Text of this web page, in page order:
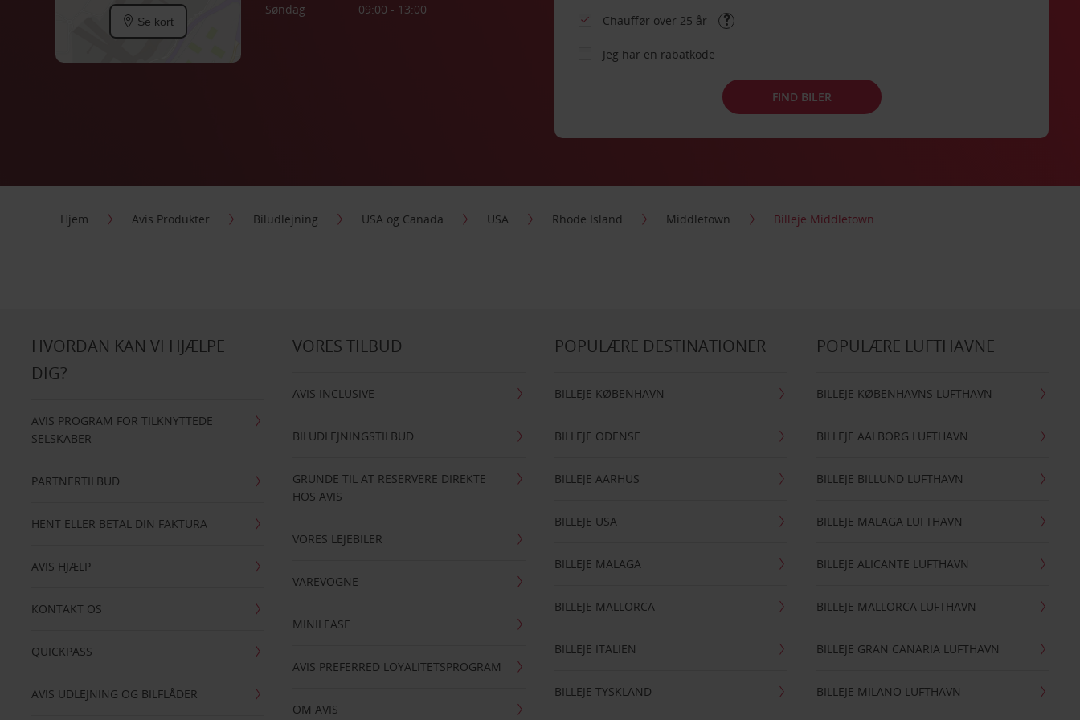
Se kort
Søndag
09:00 - 13:00
Chauffør over 25 år
Jeg har en rabatkode
FIND BILER
Hjem Avis Produkter Biludlejning USA og Canada USA Rhode Island Middletown Billeje Middletown
HVORDAN KAN VI HJÆLPE
DIG?
AVIS PROGRAM FOR TILKNYTTEDE
SELSKABER
PARTNERTILBUD
HENT ELLER BETAL DIN FAKTURA
AVIS HJÆLP
KONTAKT OS
QUICKPASS
AVIS UDLEJNING OG BILFLÅDER
VORES TILBUD
AVIS INCLUSIVE
BILUDLEJNINGSTILBUD
GRUNDE TIL AT RESERVERE DIREKTE
HOS AVIS
VORES LEJEBILER
VAREVOGNE
MINILEASE
AVIS PREFERRED LOYALITETSPROGRAM
OM AVIS
POPULÆRE DESTINATIONER
BILLEJE KØBENHAVN
BILLEJE ODENSE
BILLEJE AARHUS
BILLEJE USA
BILLEJE MALAGA
BILLEJE MALLORCA
BILLEJE ITALIEN
BILLEJE TYSKLAND
POPULÆRE LUFTHAVNE
BILLEJE KØBENHAVNS LUFTHAVN
BILLEJE AALBORG LUFTHAVN
BILLEJE BILLUND LUFTHAVN
BILLEJE MALAGA LUFTHAVN
BILLEJE ALICANTE LUFTHAVN
BILLEJE MALLORCA LUFTHAVN
BILLEJE GRAN CANARIA LUFTHAVN
BILLEJE MILANO LUFTHAVN